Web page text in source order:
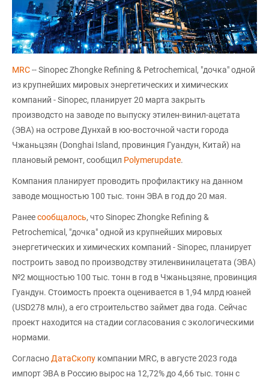
MRC-- Sinopec Zhongke Refining & Petrochemical, "дочка" одной
из крупнейших мировых энергетических и химических
компаний - Sinopec, планирует 20 марта закрыть
производсто на заводе по выпуску этилен-винил-ацетата
(ЭВА) на острове Дунхай в юо-восточной части города
Чжаньцзян (Donghai Island, провинция Гуандун, Китай) на
плановый ремонт, сообщил Polymerupdate.
Компания планирует проводить профилактику на данном
заводе мощностью 100 тыс. тонн ЭВА в год до 20 мая.
Ранеесообщалось, что Sinopec Zhongke Refining &
Petrochemical, "дочка" одной из крупнейших мировых
энергетических и химических компаний - Sinopec, планирует
построить завод по производству этиленвинилацетата (ЭВА)
№2 мощностью 100 тыс. тонн в год в Чжаньцзяне, провинция
Гуандун. Стоимость проекта оценивается в 1,94 млрд юаней
(USD278 млн), а его строительство займет два года. Сейчас
проект находится на стадии согласования с экологическими
нормами.
Согласно ДатаСкопу компании MRC, в августе 2023 года
импорт ЭВА в Россию вырос на 12,72% до 4,66 тыс. тонн с